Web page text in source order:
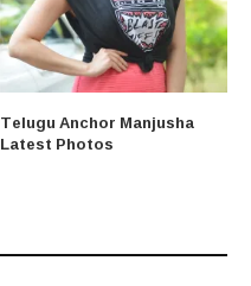
Telugu Anchor Manjusha
Latest Photos